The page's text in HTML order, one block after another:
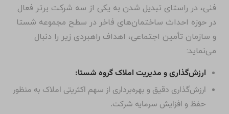
فنی، در راستای تبدیل شدن به یکی از سه شرکت برتر فعال
در حوزه احداث ساختمان‌های فاخر در سطح مجموعه شستا
و سازمان تأمین اجتماعی، اهداف راهبردی زیر را دنبال
می‌نماید:
ارزش‌گذاری و مدیریت املاک گروه شستا:
ارزش‌گذاری دقیق و بهره‌برداری از سهم اکثریتی املاک به منظور
حفظ و افزایش سرمایه شرکت.